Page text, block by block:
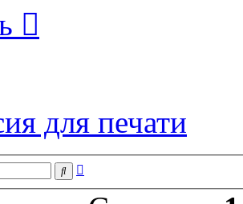
для печати
Поиск